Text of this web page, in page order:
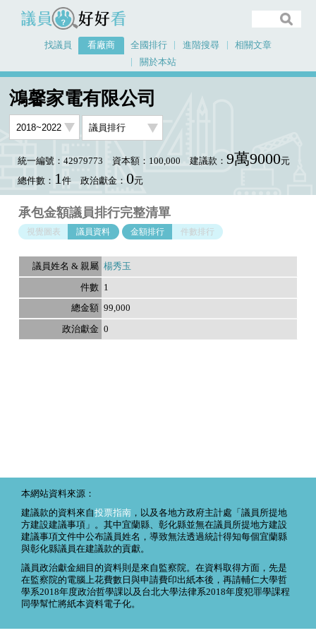
議員好好看
找議員 看廠商 全國排行 進階搜尋
相關文章
關於本站
看廠商
鴻馨家電有限公司
統一編號：42979773 資本額：100,000 建議款： 9萬9000元
總件數： 1件 政治獻金： 0元
承包金額議員排行完整清單
視覺圖表 議員資料 金額排行 件數排行
楊秀玉
1
99,000
0
本網站資料來源：
建議款的資料來自投票指南 ，以及各地方政府主計處「議員所提地
方建設建議事項」。其中宜蘭縣、彰化縣並無在議員所提地方建設
建議事項文件中公布議員姓名，導致無法透過統計得知每個宜蘭縣
與彰化縣議員在建議款的貢獻。
議員政治獻金細目的資料則是來自監察院。在資料取得方面，先是
在監察院的電腦上花費數日與申請費印出紙本後，再請輔仁大學哲
學系2018年度政治哲學課以及台北大學法律系2018年度犯罪學課程
同學幫忙將紙本資料電子化。